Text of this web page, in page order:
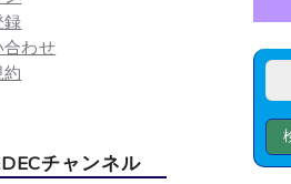
録
合わせ
チャンネル